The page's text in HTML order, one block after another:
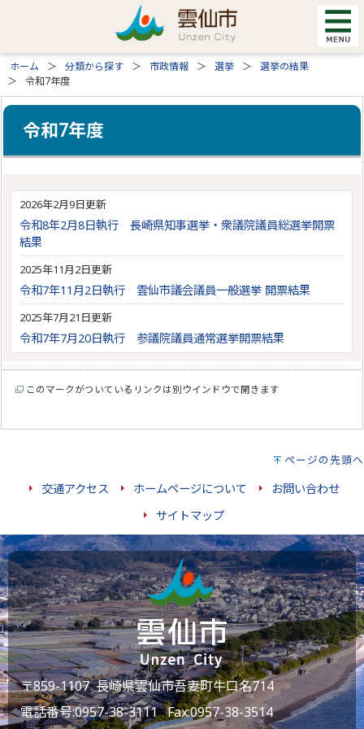
ホーム 分類から探す 市政情報 選挙
選挙の結果
令和7年度
令和7年度
2026年2月9日更新
令和8年2月8日執行 長崎県知事選挙・衆議院議員総選挙開票
結果
2025年11月2日更新
令和7年11月2日執行 雲仙市議会議員一般選挙 開票結果
2025年7月21日更新
令和7年7月20日執行 参議院議員通常選挙開票結果
このマークがついているリンクは別ウインドウで開きます
ページの先頭へ
交通アクセス ホームページについて
お問い合わせ
サイトマップ
〒859-1107 長崎県雲仙市吾妻町牛口名714
電話番号:0957-38-3111Fax:0957-38-3514